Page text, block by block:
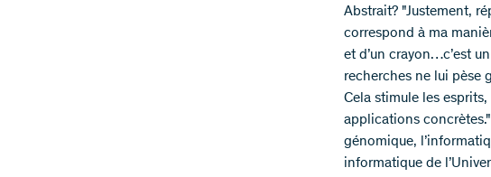
Abstrait? "Justement,
correspond à ma
et d’un crayon…c’est
recherches ne lui pèse
Cela stimule les
applications
génomique,
informatique de